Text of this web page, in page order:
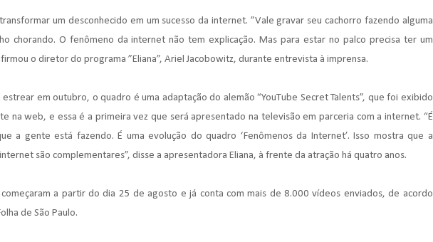
um desconhecido em um sucesso da internet. ”Vale gravar seu cachorro fazendo alguma
chorando. O fenômeno da internet não tem explicação. Mas para estar no palco precisa ter um
o diretor do programa ”Eliana”, Ariel Jacobowitz, durante entrevista à imprensa.
em outubro, o quadro é uma adaptação do alemão “YouTube Secret Talents”, que foi exibido
na web, e essa é a primeira vez que será apresentado na televisão em parceria com a internet. “É
a gente está fazendo. É uma evolução do quadro ‘Fenômenos da Internet’. Isso mostra que a
são complementares”, disse a apresentadora Eliana, à frente da atração há quatro anos.
começaram a partir do dia 25 de agosto e já conta com mais de 8.000 vídeos enviados, de acordo
de São Paulo.